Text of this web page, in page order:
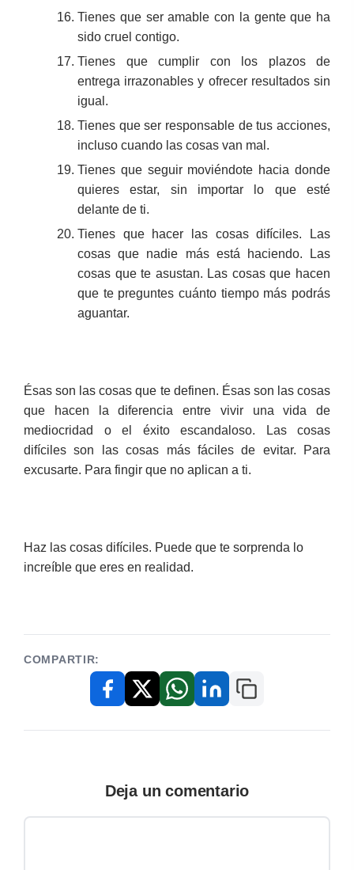
Tienes que ser amable con la gente que ha
sido cruel contigo.
Tienes que cumplir con los plazos de
entrega irrazonables y ofrecer resultados sin
igual.
Tienes que ser responsable de tus acciones,
incluso cuando las cosas van mal.
Tienes que seguir moviéndote hacia donde
quieres estar, sin importar lo que esté
delante de ti.
Tienes que hacer las cosas difíciles. Las
cosas que nadie más está haciendo. Las
cosas que te asustan. Las cosas que hacen
que te preguntes cuánto tiempo más podrás
aguantar.
Ésas son las cosas que te definen. Ésas son las cosas
que hacen la diferencia entre vivir una vida de
mediocridad o el éxito escandaloso. Las cosas
difíciles son las cosas más fáciles de evitar. Para
excusarte. Para fingir que no aplican a ti.
Haz las cosas difíciles. Puede que te sorprenda lo
increíble que eres en realidad.
COMPARTIR:
FacebookX / TwitterWhatsAppLinkedInCopiar enlace
Deja un comentario
Comentario